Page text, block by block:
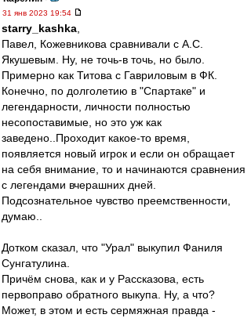
31 янв 2023 19:54
starry_kashka
Павел, Кожевникова сравнивали с А.С.
Якушевым. Ну, не точь-в точь, но было.
Примерно как Титова с Гавриловым в ФК.
Конечно, по долголетию в "Спартаке" и
легендарности, личности полностью
несопоставимые, но это уж как
заведено..Проходит какое-то время,
появляется новый игрок и если он обращает
на себя внимание, то и начинаются сравнения
с легендами вчерашних дней.
Подсознательное чувство преемственности,
думаю..
Дотком сказал, что "Урал" выкупил Фаниля
Сунгатулина.
Причём снова, как и у Рассказова, есть
первоправо обратного выкупа. Ну, а что?
Может, в этом и есть сермяжная правда -